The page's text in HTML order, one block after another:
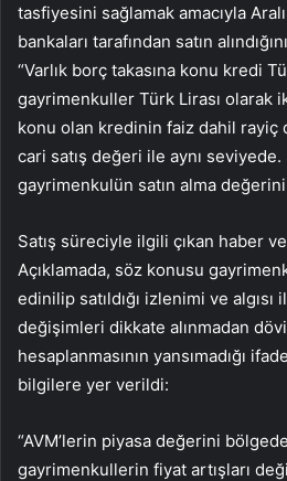
tasfiyesini sağlamak amacıyla
bankaları tarafından satın
“Varlık borç takasına konu kredi
gayrimenkuller Türk Lirası olarak
konu olan kredinin faiz dahil rayiç
cari satış değeri ile aynı seviyede.
gayrimenkulün satın alma
Satış süreciyle ilgili çıkan haber
Açıklamada, söz konusu
edinilip satıldığı izlenimi ve
değişimleri dikkate alınmadan
hesaplanmasının yansımadığı
bilgilere yer verildi:
“AVM’lerin piyasa değerini
gayrimenkullerin fiyat artışları